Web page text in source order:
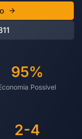
95%
Possível
2-4